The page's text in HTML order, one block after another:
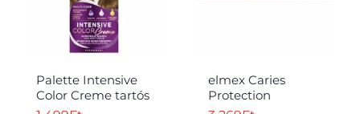
Palette Intensive
Color Creme tartós
hajfesték 7-0
elmex Caries
Protection
fogszuvasodás